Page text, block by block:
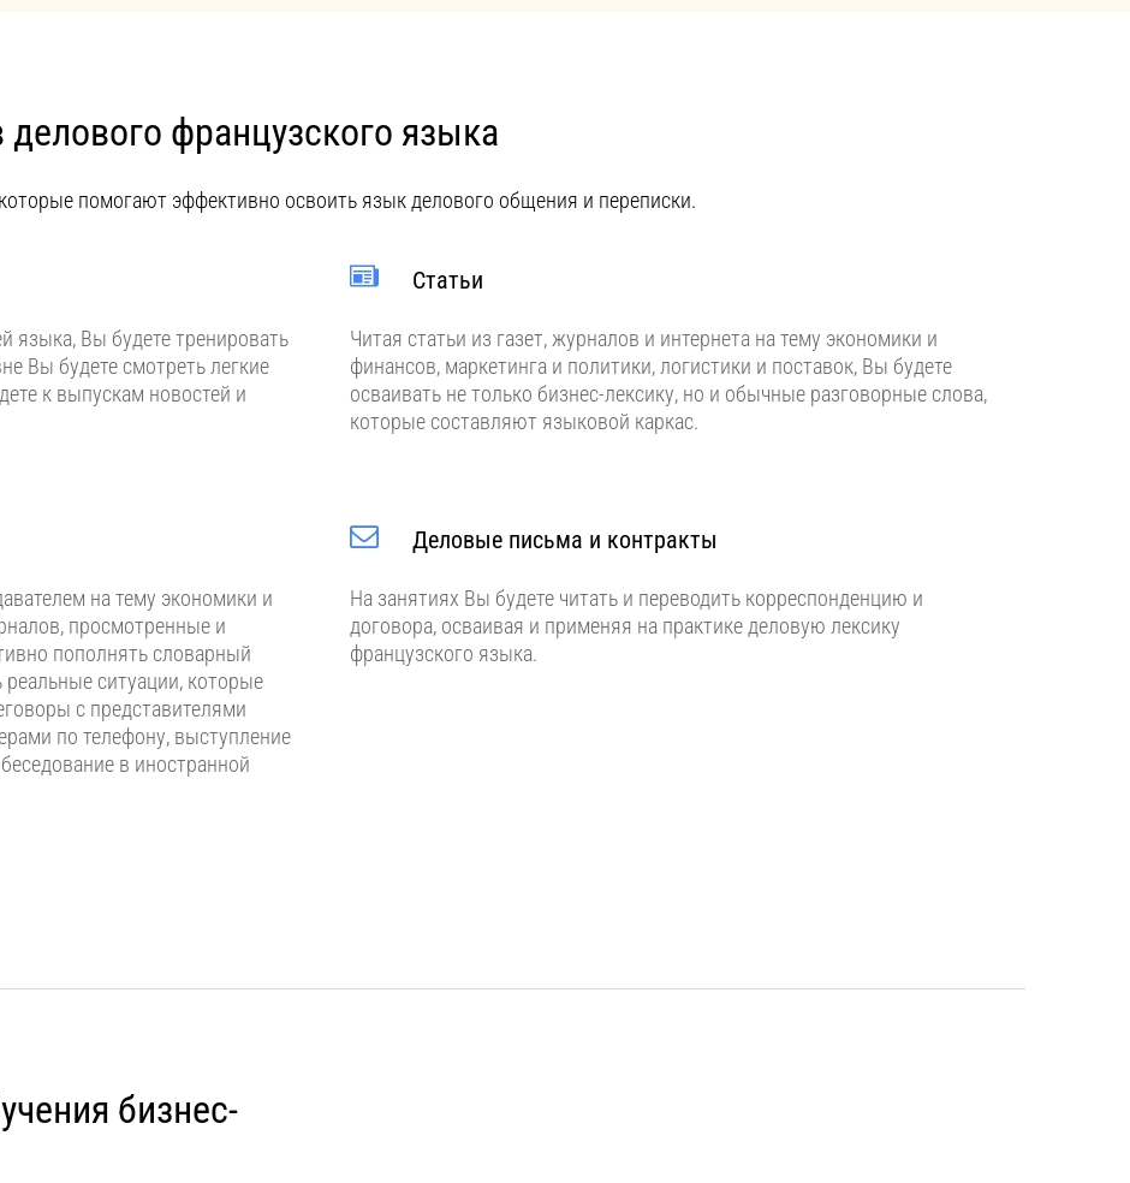
французского языка
помогают эффективно освоить язык делового общения и переписки.
языка, Вы будете тренировать
Вы будете смотреть легкие
к выпускам новостей и
Статьи
Читая статьи из газет, журналов и интернета на тему экономики и
финансов, маркетинга и политики, логистики и поставок, Вы будете
осваивать не только бизнес-лексику, но и обычные разговорные слова,
которые составляют языковой каркас.
на тему экономики и
просмотренные и
пополнять словарный
реальные ситуации, которые
с представителями
по телефону, выступление
в иностранной
Деловые письма и контракты
На занятиях Вы будете читать и переводить корреспонденцию и
договора, осваивая и применяя на практике деловую лексику
французского языка.
бизнес-